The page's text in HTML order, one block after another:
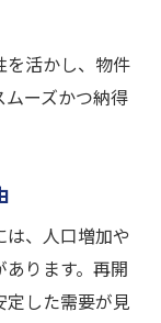
を活かし、物件
ムーズかつ納得
は、人口増加や
ります。再開
定した需要が見